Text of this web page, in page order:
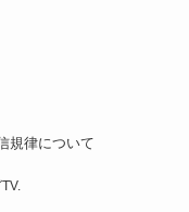
規律について